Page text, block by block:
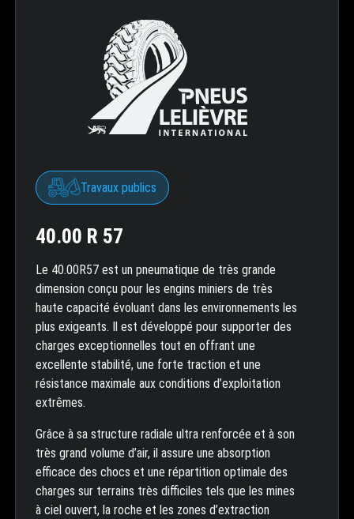
Travaux publics
40.00 R 57
Le 40.00R57 est un pneumatique de très grande
dimension conçu pour les engins miniers de très
haute capacité évoluant dans les environnements les
plus exigeants. Il est développé pour supporter des
charges exceptionnelles tout en offrant une
excellente stabilité, une forte traction et une
résistance maximale aux conditions d’exploitation
extrêmes.
Grâce à sa structure radiale ultra renforcée et à son
très grand volume d’air, il assure une absorption
efficace des chocs et une répartition optimale des
charges sur terrains très difficiles tels que les mines
à ciel ouvert, la roche et les zones d’extraction